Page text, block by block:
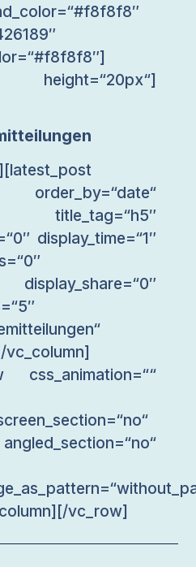
height=“20px“]
order_by=“date“
title_tag=“h5″
display_time=“1″
display_share=“0″
css_animation=““
vc_row]